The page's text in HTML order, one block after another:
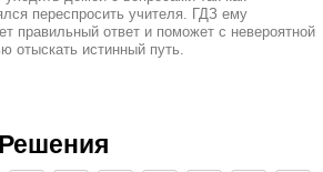
переспросить учителя. ГДЗ ему
правильный ответ и поможет с невероятной
отыскать истинный путь.